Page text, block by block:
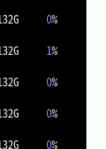
132G 0%
1%
132G 0%
132G 0%
132G 0%